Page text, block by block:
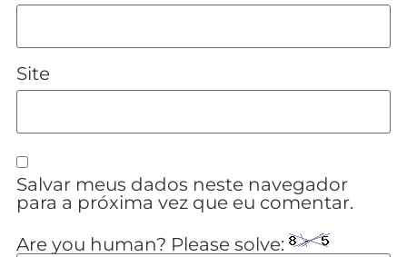
Site
Salvar meus dados neste navegador
para a próxima vez que eu comentar.
Are you human? Please solve: